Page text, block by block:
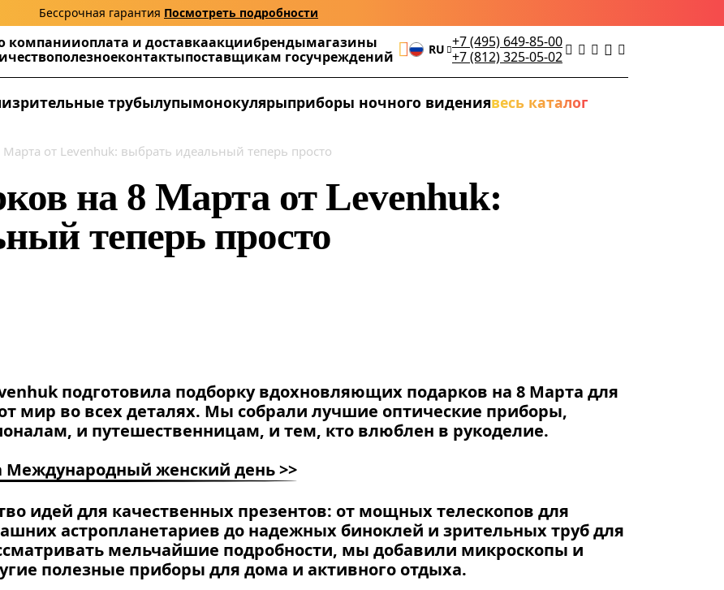
Бессрочная гарантия Посмотреть подробности
компанииоплата и доставкаакциибрендымагазины
полезноеконтактыпоставщикам госучреждений RU +7 (495) 649-85-00
+7 (812) 325-05-02
зрительные трубылупымонокулярыприборы ночного видениявесь каталог
от Levenhuk: выбрать идеальный теперь просто
на 8 Марта от Levenhuk:
теперь просто
подготовила подборку вдохновляющих подарков на 8 Марта для
мир во всех деталях. Мы собрали лучшие оптические приборы,
и путешественницам, и тем, кто влюблен в рукоделие.
женский день >>
идей для качественных презентов: от мощных телескопов для
астропланетариев до надежных биноклей и зрительных труб для
мельчайшие подробности, мы добавили микроскопы и
полезные приборы для дома и активного отдыха.